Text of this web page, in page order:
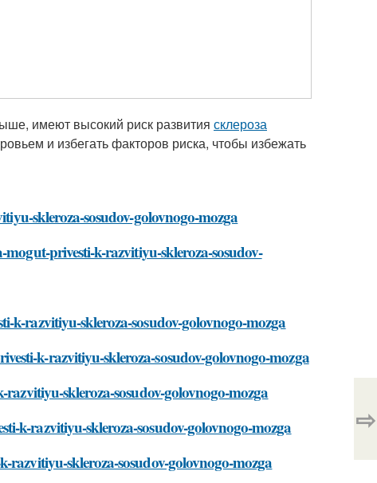
имеют высокий риск развития склероза
и избегать факторов риска, чтобы избежать
skleroza-sosudov-golovnogo-mozga
privesti-k-razvitiyu-skleroza-sosudov-
razvitiyu-skleroza-sosudov-golovnogo-mozga
k-razvitiyu-skleroza-sosudov-golovnogo-mozga
skleroza-sosudov-golovnogo-mozga
k-razvitiyu-skleroza-sosudov-golovnogo-mozga
skleroza-sosudov-golovnogo-mozga
⇨